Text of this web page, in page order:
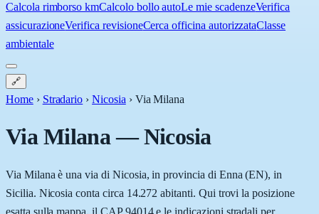
Calcola rimborso kmCalcolo bollo autoLe mie scadenzeVerifica
assicurazioneVerifica revisioneCerca officina autorizzataClasse
ambientale
🔗
Home › Stradario › Nicosia › Via Milana
Via Milana—Nicosia
Via Milana è una via di Nicosia, in provincia di Enna (EN), in
Sicilia. Nicosia conta circa 14.272 abitanti. Qui trovi la posizione
esatta sulla mappa, il CAP 94014 e le indicazioni stradali per